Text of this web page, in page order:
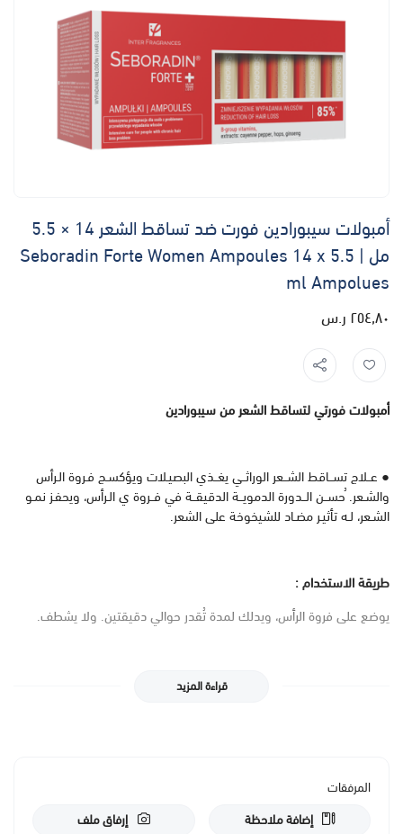
أمبولات سيبورادين فورت ضد تساقط الشعر 14 × 5.5
مل | Seboradin Forte Women Ampoules 14 x 5.5
ml Ampolues
٢٥٤٫٨٠ ر.س
أمبولات فورتي لتساقط الشعر من سيبورادين
● عــلاج تســاقط الشــعر الوراثــي يغــذي البصيـلات ويؤكسـج فـروة الـرأس
والشـعر. ُحســن الــدورة الدمويــة الدقيقــة في فــروة ي الـرأس، ويحفـز نمـو
الشـعر، لـه تأثيـر مضـاد للشيخوخة على الشعر.
طريقة الاستخدام :
يوضع على فروة الرأس، ويدلك لمدة تُقدر حوالي دقيقتين. ولا يشطف.
قراءة المزيد
المرفقات
إضافة ملاحظة
إرفاق ملف